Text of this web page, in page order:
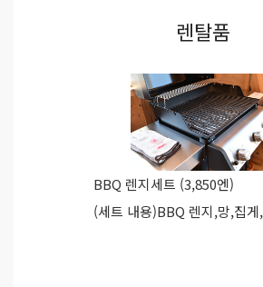
렌탈품
BBQ 렌지세트 (3,850엔)
(세트 내용)BBQ 렌지,망,집